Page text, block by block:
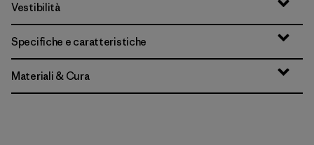
Vestibilità
Specifiche e caratteristiche
Materiali & Cura